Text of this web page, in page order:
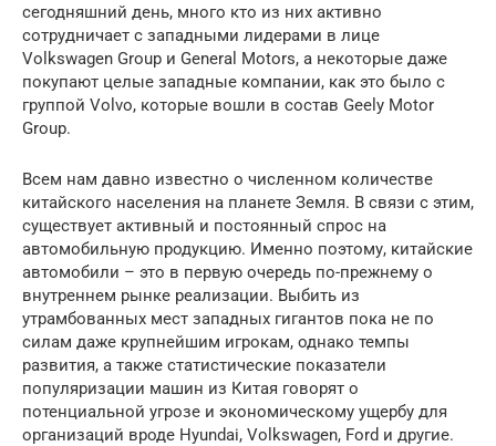
сегодняшний день, много кто из них активно
сотрудничает с западными лидерами в лице
Volkswagen Group и General Motors, а некоторые даже
покупают целые западные компании, как это было с
группой Volvo, которые вошли в состав Geely Motor
Group.
Всем нам давно известно о численном количестве
китайского населения на планете Земля. В связи с этим,
существует активный и постоянный спрос на
автомобильную продукцию. Именно поэтому, китайские
автомобили – это в первую очередь по-прежнему о
внутреннем рынке реализации. Выбить из
утрамбованных мест западных гигантов пока не по
силам даже крупнейшим игрокам, однако темпы
развития, а также статистические показатели
популяризации машин из Китая говорят о
потенциальной угрозе и экономическому ущербу для
организаций вроде Hyundai, Volkswagen, Ford и другие.